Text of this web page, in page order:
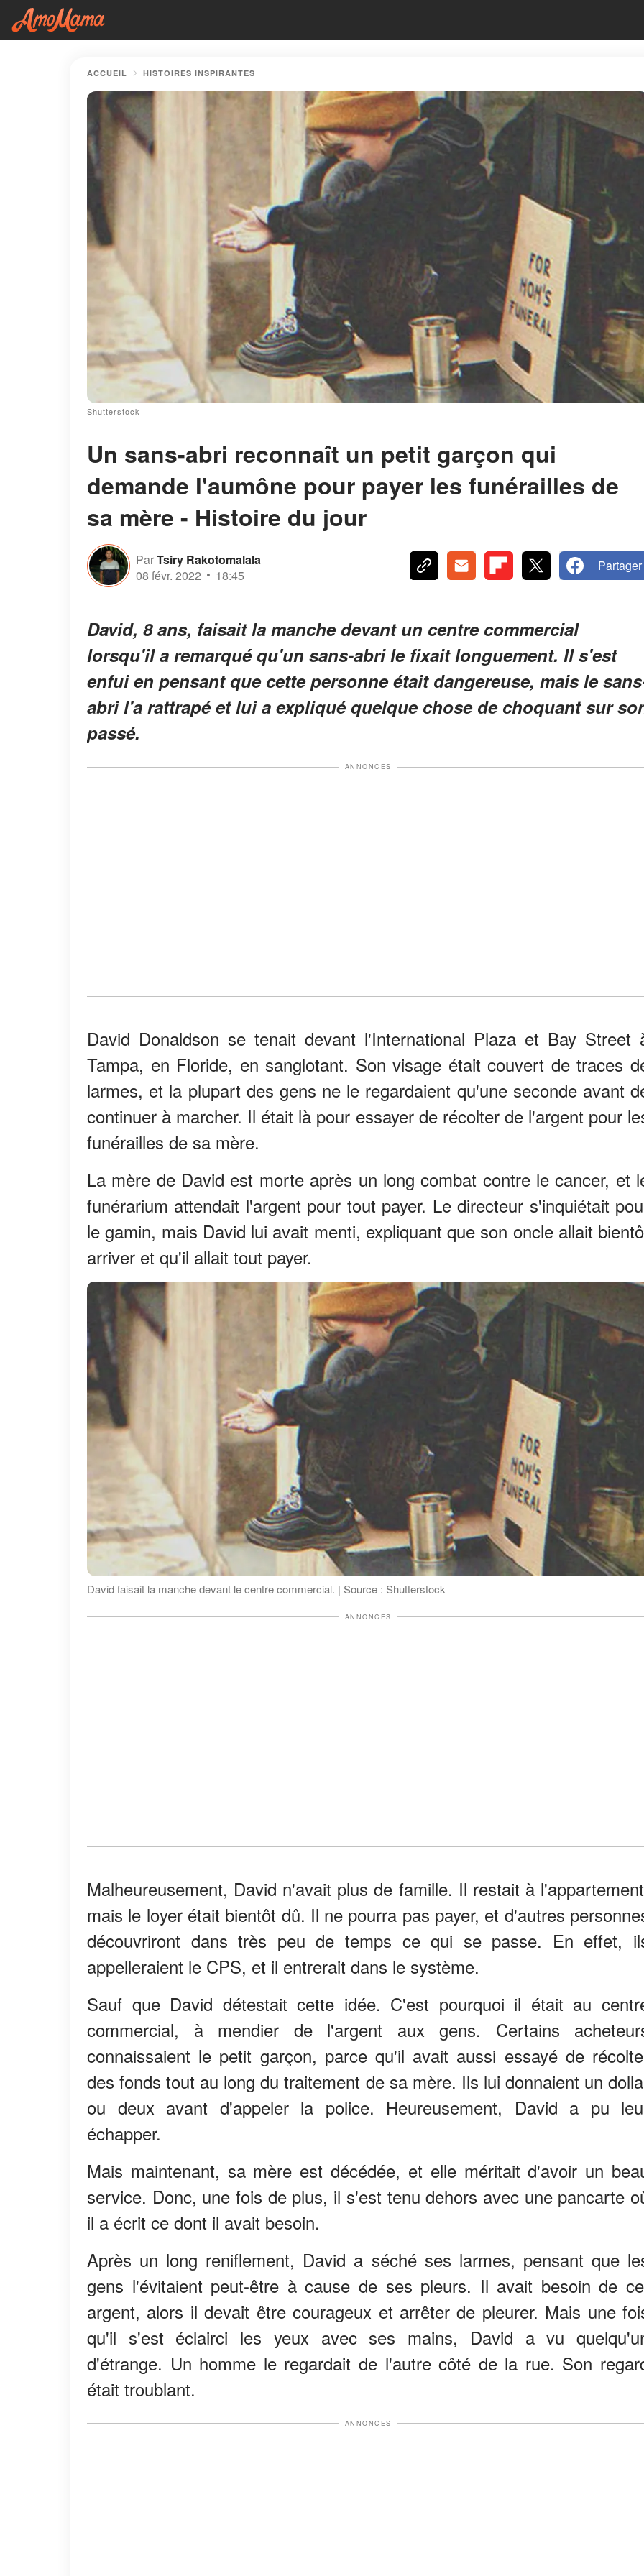
ACCUEIL HISTOIRES INSPIRANTES
Shutterstock
Un sans-abri reconnaît un petit garçon qui
demande l'aumône pour payer les funérailles de
sa mère - Histoire du jour
ParTsiry Rakotomalala
08 févr. 2022
18:45
Partager
David, 8 ans, faisait la manche devant un centre commercial
lorsqu'il a remarqué qu'un sans-abri le fixait longuement. Il s'est
enfui en pensant que cette personne était dangereuse, mais le
abri l'a rattrapé et lui a expliqué quelque chose de choquant sur
passé.
ANNONCES
David Donaldson se tenait devant l'International Plaza et Bay Street
Tampa, en Floride, en sanglotant. Son visage était couvert de traces
larmes, et la plupart des gens ne le regardaient qu'une seconde avant
continuer à marcher. Il était là pour essayer de récolter de l'argent pour
funérailles de sa mère.
La mère de David est morte après un long combat contre le cancer, et
funérarium attendait l'argent pour tout payer. Le directeur s'inquiétait
le gamin, mais David lui avait menti, expliquant que son oncle allait
arriver et qu'il allait tout payer.
David faisait la manche devant le centre commercial. | Source : Shutterstock
ANNONCES
Malheureusement, David n'avait plus de famille. Il restait à
mais le loyer était bientôt dû. Il ne pourra pas payer, et d'autres
découvriront dans très peu de temps ce qui se passe. En effet,
appelleraient le CPS, et il entrerait dans le système.
Sauf que David détestait cette idée. C'est pourquoi il était au
commercial, à mendier de l'argent aux gens. Certains
connaissaient le petit garçon, parce qu'il avait aussi essayé de
des fonds tout au long du traitement de sa mère. Ils lui donnaient un
ou deux avant d'appeler la police. Heureusement, David a pu
échapper.
Mais maintenant, sa mère est décédée, et elle méritait d'avoir un
service. Donc, une fois de plus, il s'est tenu dehors avec une pancarte
il a écrit ce dont il avait besoin.
Après un long reniflement, David a séché ses larmes, pensant que
gens l'évitaient peut-être à cause de ses pleurs. Il avait besoin de
argent, alors il devait être courageux et arrêter de pleurer. Mais une
qu'il s'est éclairci les yeux avec ses mains, David a vu
d'étrange. Un homme le regardait de l'autre côté de la rue. Son
était troublant.
ANNONCES